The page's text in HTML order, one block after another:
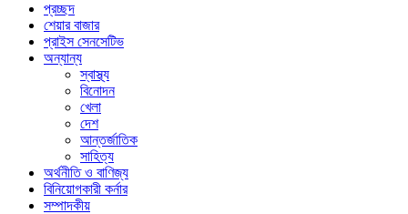
প্রচ্ছদ
শেয়ার বাজার
প্রাইস সেনসেটিভ
অন্যান্য
স্বাস্থ্য
বিনোদন
খেলা
দেশ
আন্তর্জাতিক
সাহিত্য
অর্থনীতি ও বাণিজ্য
বিনিয়োগকারী কর্নার
সম্পাদকীয়